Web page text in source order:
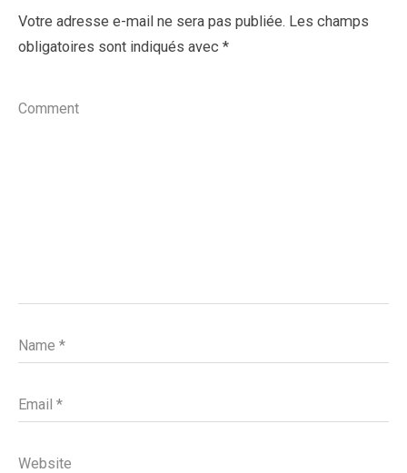
Votre adresse e-mail ne sera pas publiée. Les champs
obligatoires sont indiqués avec *
Comment
Name *
Email *
Website